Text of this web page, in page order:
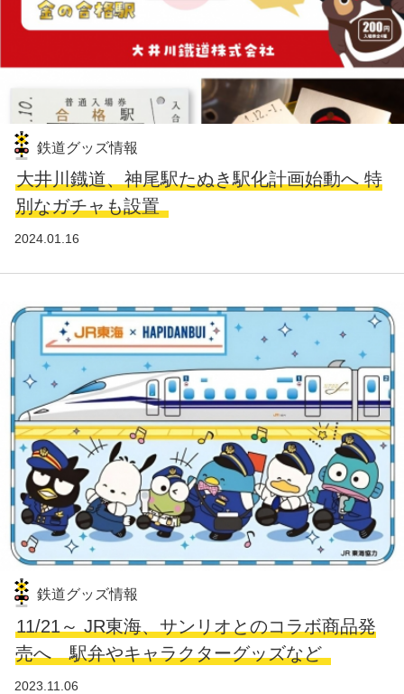
鉄道グッズ情報
大井川鐡道、神尾駅たぬき駅化計画始動へ 特
別なガチャも設置
2024.01.16
鉄道グッズ情報
11/21～ JR東海、サンリオとのコラボ商品発
売へ 駅弁やキャラクターグッズなど
2023.11.06